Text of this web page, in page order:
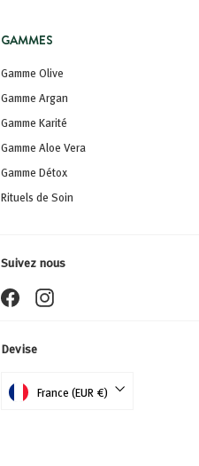
GAMMES
Gamme Olive
Gamme Argan
Gamme Karité
Gamme Aloe Vera
Gamme Détox
Rituels de Soin
Suivez nous
FacebookInstagram
Devise
France (EUR €)